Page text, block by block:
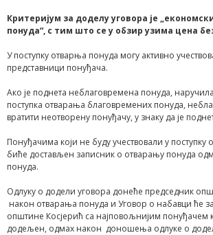
Критеријум за доделу уговора је
понуда“, с тим што се у обзир узима цена
У поступку отварња понуда могу активно
представници понуђача.
Ако је поднета неблаговремена понуда,
поступка отварања благовремених понуда,
вратити неотворену понуђачу, у знаку да је
Понуђачима који не буду учествовали у поступку
биће достављен записник о отварању понуда
понуда.
Одлуку о додели уговора донеће председник
након отварања понуда и Уговор о набавци ће
општине Косјерић са најповољнијим понуђачем
додељен, одмах након доношења одлуке о